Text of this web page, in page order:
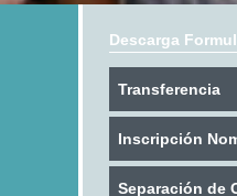
Descarga
Transferencia
Inscripción
Separación de